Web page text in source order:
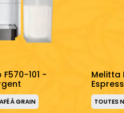
101 -
À GRAIN
Melitta
TOUTES